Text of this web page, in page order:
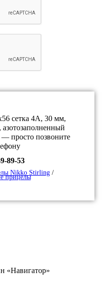
сетка 4А, 30 мм,
просто позвоните
89-53
Nikko Stirling/
прицелы
«Навигатор»